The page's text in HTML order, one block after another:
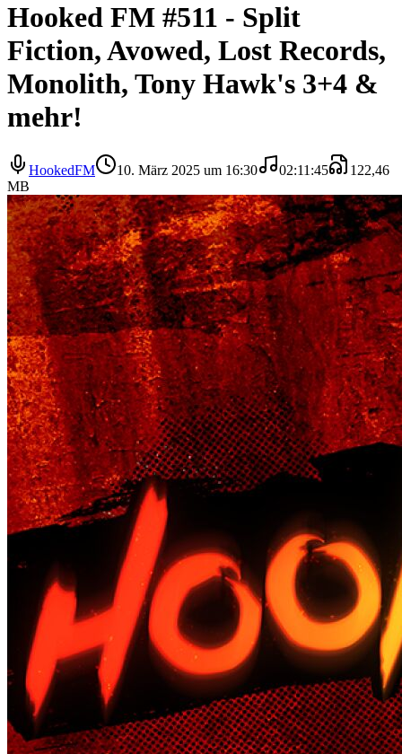
Hooked FM #511 - Split
Fiction, Avowed, Lost Records,
Monolith, Tony Hawk's 3+4 &
mehr!
HookedFM 10. März 2025 um 16:30 02:11:45
122,46
MB